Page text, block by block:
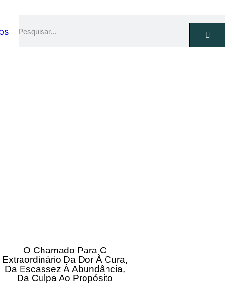
O Chamado Para O
Extraordinário Da Dor À Cura,
Da Escassez À Abundância,
Da Culpa Ao Propósito